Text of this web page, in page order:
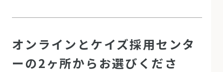
オンラインとケイズ採用センタ
ーの2ヶ所からお選びくださ